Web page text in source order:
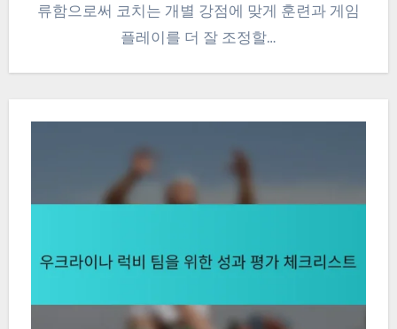
류함으로써 코치는 개별 강점에 맞게 훈련과 게임
플레이를 더 잘 조정할…